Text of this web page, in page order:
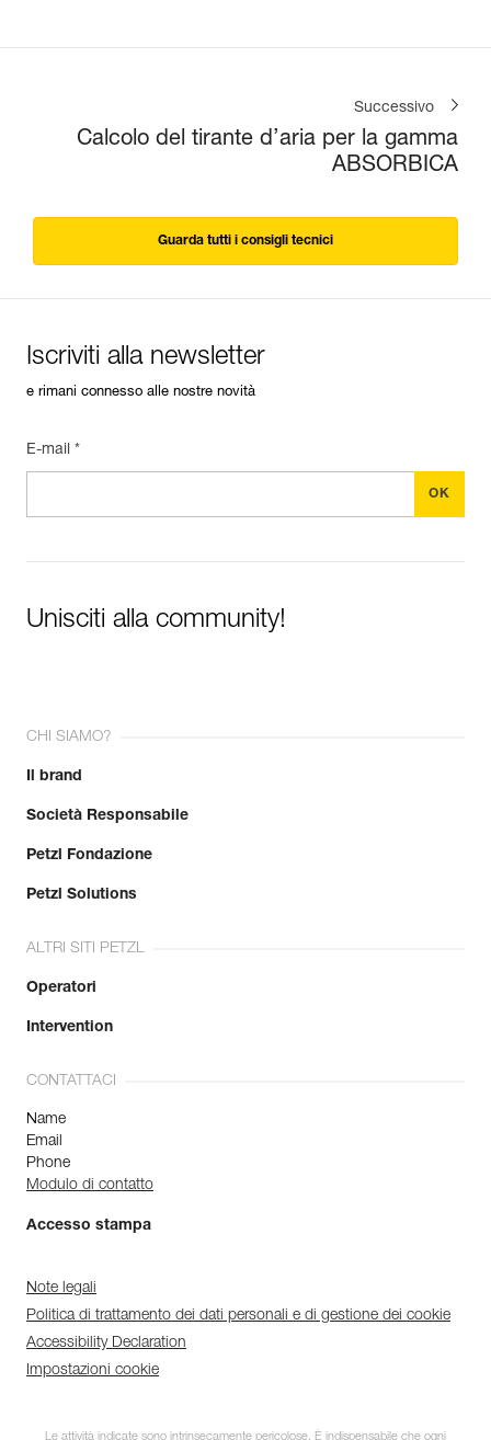
Successivo
Calcolo del tirante d’aria per la gamma
ABSORBICA
Guarda tutti i consigli tecnici
Iscriviti alla newsletter
e rimani connesso alle nostre novità
E-mail *
Unisciti alla community!
CHI SIAMO?
Il brand
Società Responsabile
Petzl Fondazione
Petzl Solutions
ALTRI SITI PETZL
Operatori
Intervention
CONTATTACI
Name
Email
Phone
Modulo di contatto
Accesso stampa
Note legali
Politica di trattamento dei dati personali e di gestione dei cookie
Accessibility Declaration
Impostazioni cookie
Le attività indicate sono intrinsecamente pericolose. È indispensabile che ogni